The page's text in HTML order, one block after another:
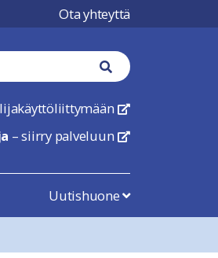
Ota yhteyttä
Haku nappi
linkki avautuu
– siirry palveluun linkki avautuu
Uutishuone